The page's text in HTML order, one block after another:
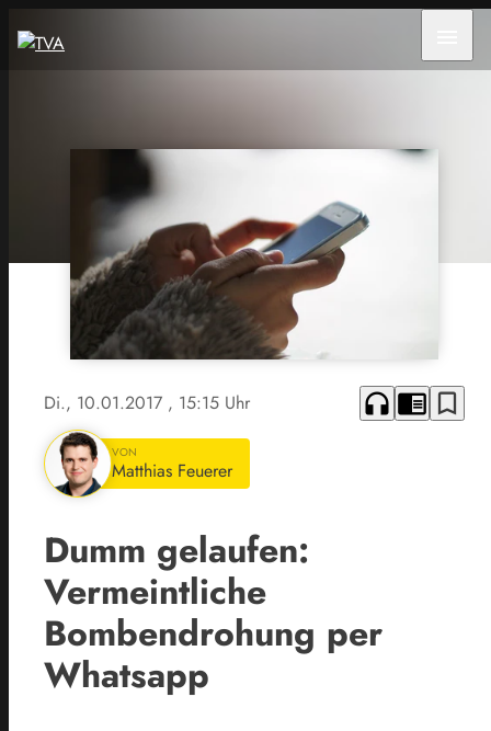
Di., 10.01.2017 , 15:15 Uhr headphones chrome_reader_mode bookmark_border
VON
Matthias Feuerer
Dumm gelaufen:
Vermeintliche
Bombendrohung per
Whatsapp